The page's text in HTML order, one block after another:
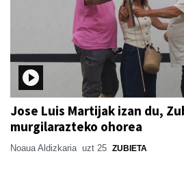
Jose Luis Martijak izan du,
murgilarazteko ohorea
Noaua Aldizkaria uzt 25 ZUBIETA